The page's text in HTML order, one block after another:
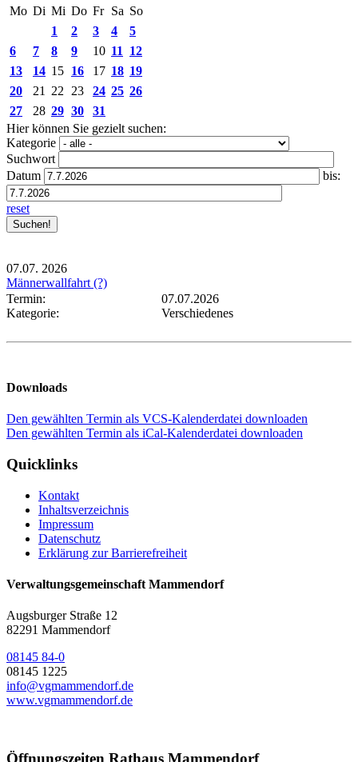
Mo Di Mi Do Fr Sa So
1
2 3 4
5
6
7 8 9 10 11
12
13
14 15 16 17 18 19
20
21 22 23 24 25 26
27
28 29 30
31
Hier können Sie gezielt suchen:
Kategorie
Suchwort
Datum
bis:
reset
07.07. 2026
Männerwallfahrt (?)
Termin:
07.07.2026
Kategorie:
Verschiedenes
Downloads
Den gewählten Termin als VCS-Kalenderdatei downloaden
Den gewählten Termin als iCal-Kalenderdatei downloaden
Quicklinks
Kontakt
Inhaltsverzeichnis
Impressum
Datenschutz
Erklärung zur Barrierefreiheit
Verwaltungsgemeinschaft Mammendorf
Augsburger Straße 12
82291 Mammendorf
08145 84-0
08145 1225
info@vgmammendorf.de
www.vgmammendorf.de
Öffnungszeiten Rathaus Mammendorf